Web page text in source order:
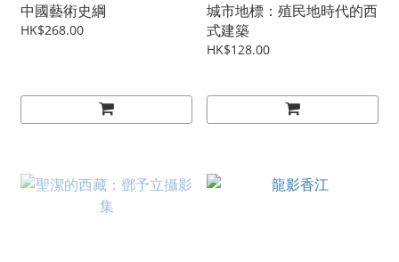
中國藝術史綱
HK$268.00
城市地標：殖民地時代的西
式建築
HK$128.00